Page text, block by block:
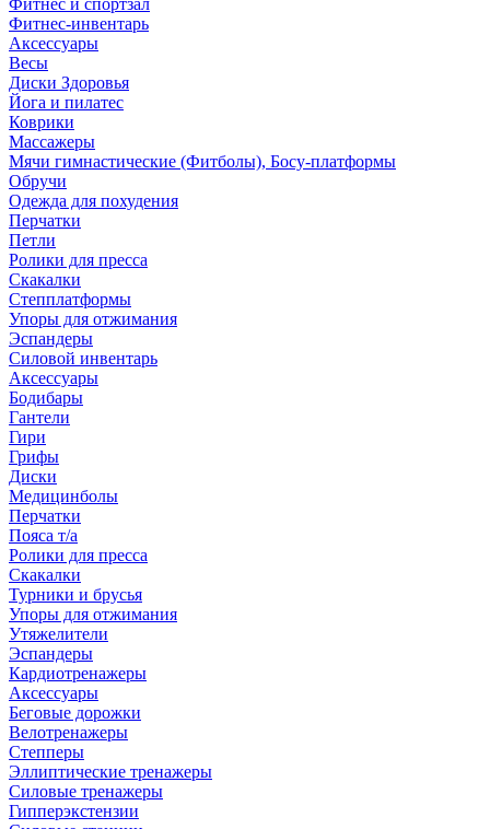
Фитнес и спортзал
Фитнес-инвентарь
Аксессуары
Весы
Диски Здоровья
Йога и пилатес
Коврики
Массажеры
Мячи гимнастические (Фитболы), Босу-платформы
Обручи
Одежда для похудения
Перчатки
Петли
Ролики для пресса
Скакалки
Степплатформы
Упоры для отжимания
Эспандеры
Силовой инвентарь
Аксессуары
Бодибары
Гантели
Гири
Грифы
Диски
Медицинболы
Перчатки
Пояса т/а
Ролики для пресса
Скакалки
Турники и брусья
Упоры для отжимания
Утяжелители
Эспандеры
Кардиотренажеры
Аксессуары
Беговые дорожки
Велотренажеры
Степперы
Эллиптические тренажеры
Силовые тренажеры
Гипперэкстензии